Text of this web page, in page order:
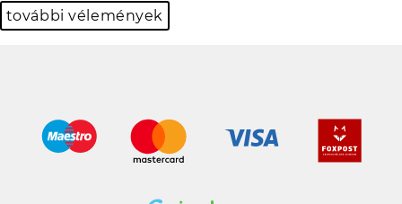
további vélemények